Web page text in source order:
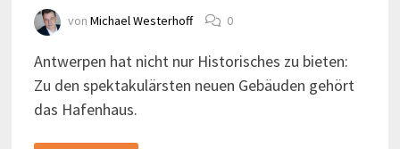
von Michael Westerhoff 0
Antwerpen hat nicht nur Historisches zu bieten:
Zu den spektakulärsten neuen Gebäuden gehört
das Hafenhaus.